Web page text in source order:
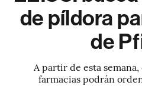
de píldora
de
A partir de esta
farmacias podrán